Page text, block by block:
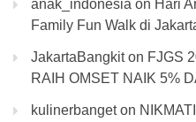
anak_indonesia on Hari
Family Fun Walk di
JakartaBangkiton FJGS
RAIH OMSET NAIK 5%
kulinerbangeton